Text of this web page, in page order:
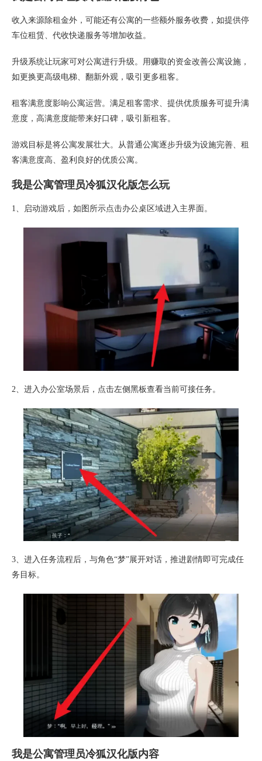
收入来源除租金外，可能还有公寓的一些额外服务收费，如提供停
车位租赁、代收快递服务等增加收益。
升级系统让玩家可对公寓进行升级。用赚取的资金改善公寓设施，
如更换更高级电梯、翻新外观，吸引更多租客。
租客满意度影响公寓运营。满足租客需求、提供优质服务可提升满
意度，高满意度能带来好口碑，吸引新租客。
游戏目标是将公寓发展壮大。从普通公寓逐步升级为设施完善、租
客满意度高、盈利良好的优质公寓。
我是公寓管理员冷狐汉化版怎么玩
1、启动游戏后，如图所示点击办公桌区域进入主界面。
2、进入办公室场景后，点击左侧黑板查看当前可接任务。
3、进入任务流程后，与角色“梦”展开对话，推进剧情即可完成任
务目标。
我是公寓管理员冷狐汉化版内容